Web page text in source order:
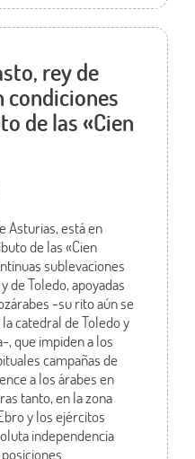
rey de
condiciones
de las «Cien
Asturias, está en
de las «Cien
sublevaciones
de Toledo, apoyadas
-su rito aún se
catedral de Toledo y
, que impiden a los
campañas de
a los árabes en
tanto, en la zona
y los ejércitos
independencia